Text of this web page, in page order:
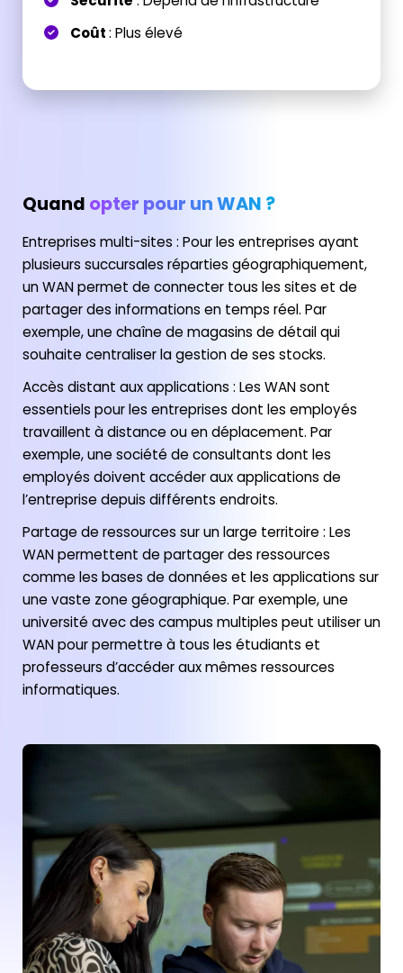
Coût : Plus élevé
Quand opter pour un WAN ?
Entreprises multi-sites : Pour les entreprises ayant
plusieurs succursales réparties géographiquement,
un WAN permet de connecter tous les sites et de
partager des informations en temps réel. Par
exemple, une chaîne de magasins de détail qui
souhaite centraliser la gestion de ses stocks.
Accès distant aux applications : Les WAN sont
essentiels pour les entreprises dont les employés
travaillent à distance ou en déplacement. Par
exemple, une société de consultants dont les
employés doivent accéder aux applications de
l’entreprise depuis différents endroits.
Partage de ressources sur un large territoire : Les
WAN permettent de partager des ressources
comme les bases de données et les applications sur
une vaste zone géographique. Par exemple, une
université avec des campus multiples peut utiliser un
WAN pour permettre à tous les étudiants et
professeurs d’accéder aux mêmes ressources
informatiques.